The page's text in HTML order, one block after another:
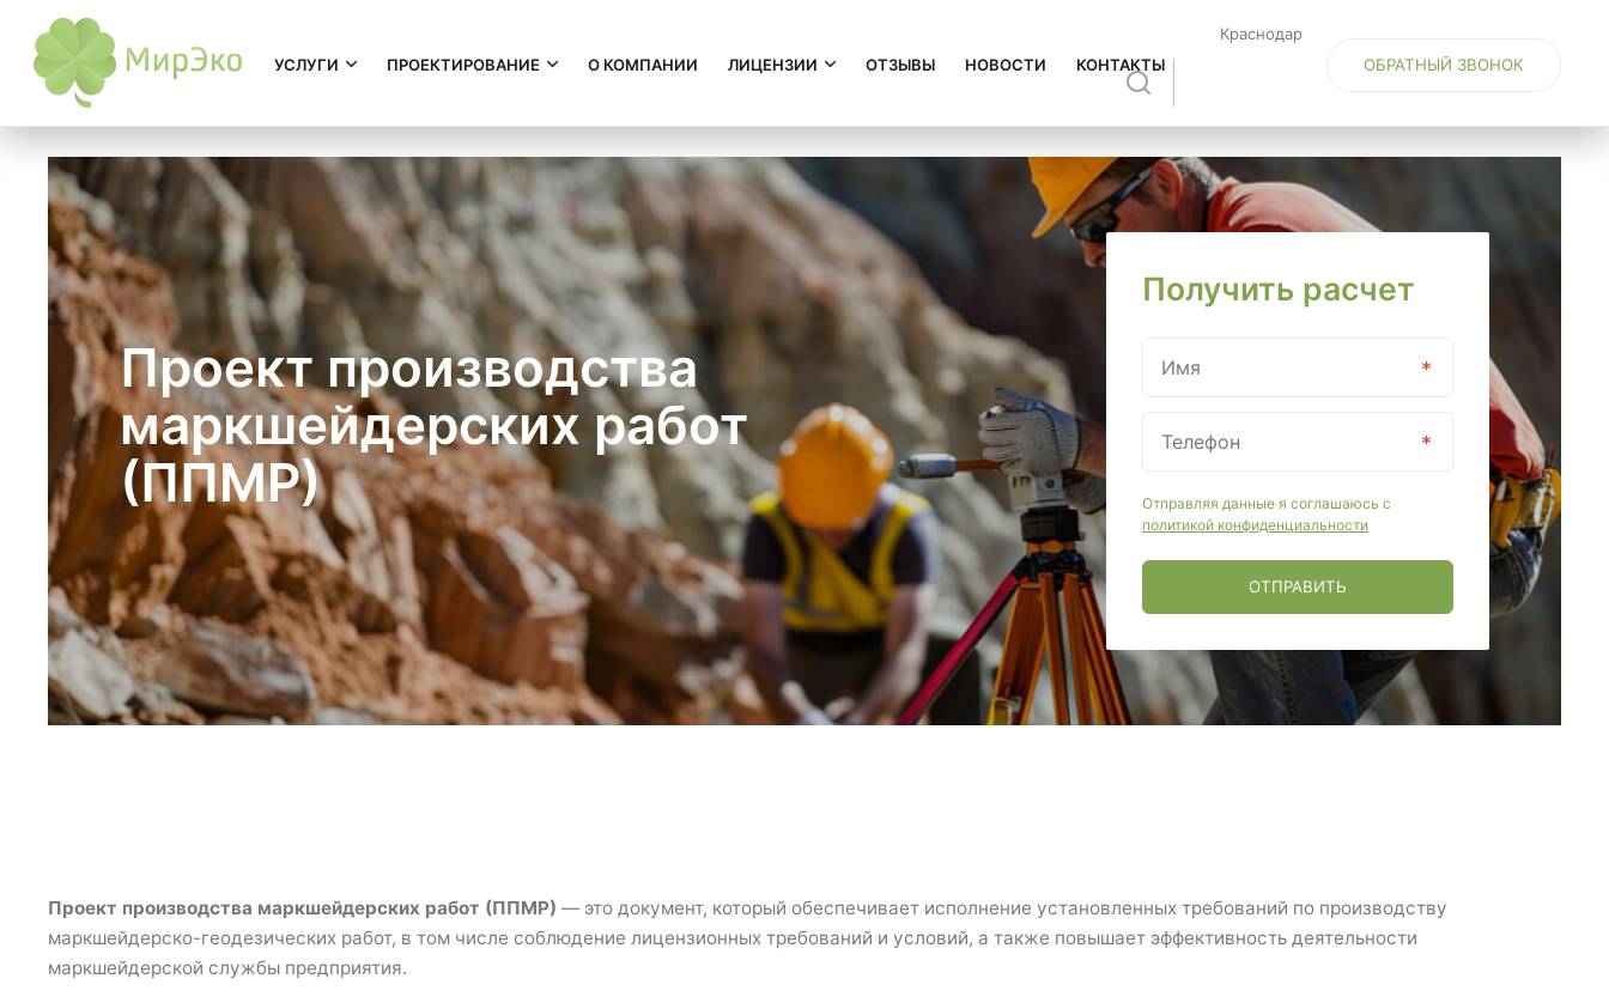
УСЛУГИ ПРОЕКТИРОВАНИЕ О КОМПАНИИ ЛИЦЕНЗИИ ОТЗЫВЫ НОВОСТИ КОНТАКТЫ
Краснодар
ОБРАТНЫЙ ЗВОНОК
Проект производства
маркшейдерских работ
(ППМР)
Получить расчет
Отправляя данные я соглашаюсь с
политикой конфиденциальности
ОТПРАВИТЬ
Проект производства маркшейдерских работ (ППМР) — это документ, который обеспечивает исполнение установленных требований по производству
маркшейдерско-геодезических работ, в том числе соблюдение лицензионных требований и условий, а также повышает эффективность деятельности
маркшейдерской службы предприятия.